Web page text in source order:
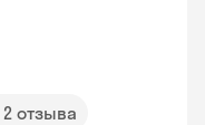
2 отзыва